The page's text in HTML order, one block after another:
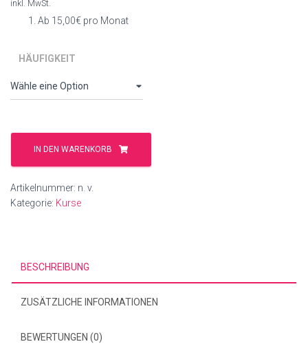
inkl. MwSt.
Ab 15,00€ pro Monat
HÄUFIGKEIT
Wir
bleiben
zu
GemeinsamFit
Menge
IN DEN WARENKORB
Artikelnummer: n. v.
Kategorie: Kurse
BESCHREIBUNG
ZUSÄTZLICHE INFORMATIONEN
BEWERTUNGEN (0)